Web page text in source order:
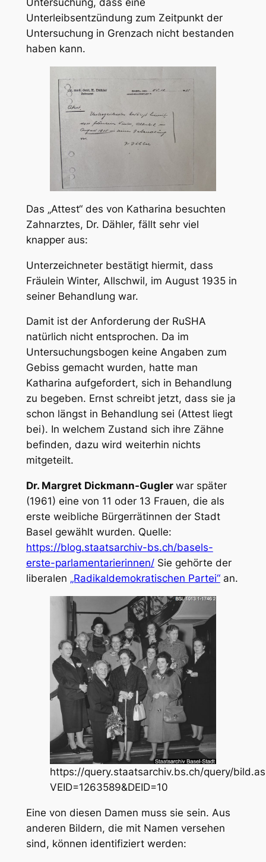
Unterleibsentzündung zum Zeitpunkt der
Untersuchung in Grenzach nicht bestanden
haben kann.
Das „Attest“ des von Katharina besuchten
Zahnarztes, Dr. Dähler, fällt sehr viel
knapper aus:
Unterzeichneter bestätigt hiermit, dass
Fräulein Winter, Allschwil, im August 1935 in
seiner Behandlung war.
Damit ist der Anforderung der RuSHA
natürlich nicht entsprochen. Da im
Untersuchungsbogen keine Angaben zum
Gebiss gemacht wurden, hatte man
Katharina aufgefordert, sich in Behandlung
zu begeben. Ernst schreibt jetzt, dass sie ja
schon längst in Behandlung sei (Attest liegt
bei). In welchem Zustand sich ihre Zähne
befinden, dazu wird weiterhin nichts
mitgeteilt.
Dr. Margret Dickmann-Gugler war später
(1961) eine von 11 oder 13 Frauen, die als
erste weibliche Bürgerrätinnen der Stadt
Basel gewählt wurden. Quelle:
https://blog.staatsarchiv-bs.ch/basels-
erste-parlamentarierinnen/Sie gehörte der
liberalen „Radikaldemokratischen Partei“an.
https://query.staatsarchiv.bs.ch/query/
VEID=1263589&DEID=10
Eine von diesen Damen muss sie sein. Aus
anderen Bildern, die mit Namen versehen
sind, können identifiziert werden: